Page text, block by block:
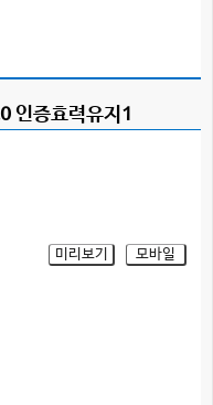
증효력유지1
모바일
미리보기